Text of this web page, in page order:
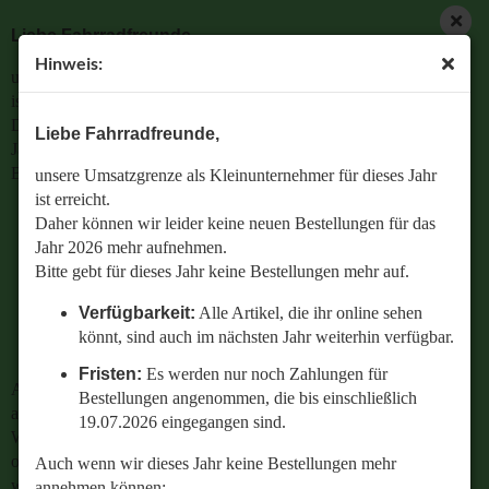
Hinweis:
Liebe Fahrradfreunde,
unsere Umsatzgrenze als Kleinunternehmer für dieses Jahr
ist erreicht.
Daher können wir leider keine neuen Bestellungen für das
Jahr 2026 mehr aufnehmen.
Bitte gebt für dieses Jahr keine Bestellungen mehr auf.
Verfügbarkeit: Alle Artikel, die ihr online sehen
könnt, sind auch im nächsten Jahr weiterhin verfügbar.
Fristen: Es werden nur noch Zahlungen für
Bestellungen angenommen, die bis einschließlich
19.07.2026 eingegangen sind.
Auch wenn wir dieses Jahr keine Bestellungen mehr
Liebe Fahrradfreunde,
unsere Umsatzgrenze als Kleinunternehmer für dieses Jahr
ist erreicht.
Daher können wir leider keine neuen Bestellungen für das
Jahr 2026 mehr aufnehmen.
Bitte gebt für dieses Jahr keine Bestellungen mehr auf.
Verfügbarkeit: Alle Artikel, die ihr online sehen
könnt, sind auch im nächsten Jahr weiterhin
verfügbar.
Bestellungen angenommen, die bis einschließlich
19.07.2026 eingegangen sind.
Auch wenn wir dieses Jahr keine Bestellungen mehr
annehmen können:
Wenn ihr Fragen zu einer bestehenden Bestellung habt
oder wissen wollt,
welches Ersatzteil perfekt zu eurem geliebten Radl passt
Laufrad ✶ Laufradsatz ✶ Vorderrad ✶ Hinterrad ✶
Zubehör